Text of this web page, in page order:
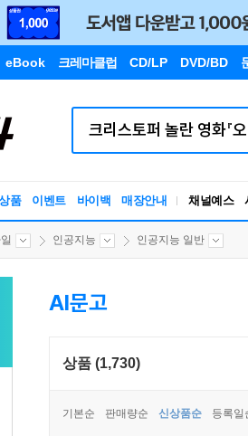
eBook 크레마클럽 CD/LP DVD/BD
품 이벤트 바이백 매장안내 채널예스
인공지능 인공지능 일반
AI문고
상품 (1,730)
기본순 판매량순 신상품순 등록일